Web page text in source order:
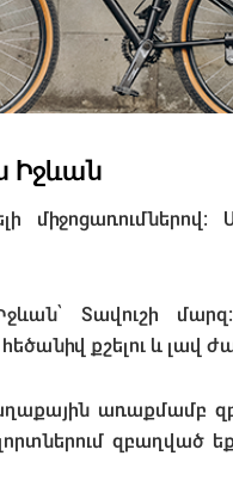
Իջևան
միջոցառումներով:
Տավուշի
քշելու և լավ
առաքմամբ
զբաղված